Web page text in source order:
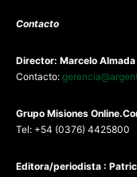
Contacto
Director: Marcelo Almada
Contacto:
Grupo Misiones
Tel: +54 (0376) 4425800
Editora/periodista :